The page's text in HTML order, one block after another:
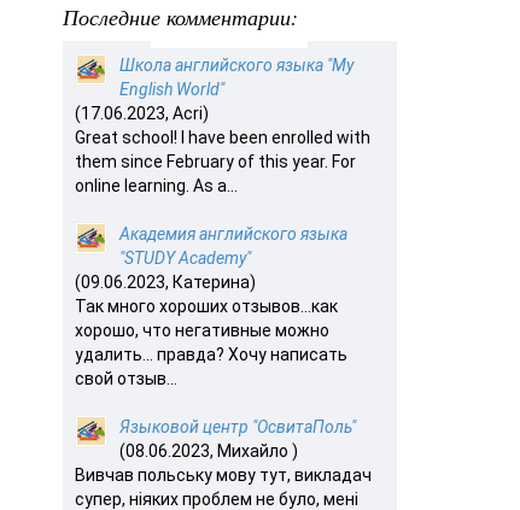
Последние комментарии:
Школа английского языка "My
English World"
(17.06.2023, Acri)
Great school! I have been enrolled with
them since February of this year. For
online learning. As a...
Академия английского языка
"STUDY Academy"
(09.06.2023, Катерина)
Так много хороших отзывов…как
хорошо, что негативные можно
удалить… правда? Хочу написать
свой отзыв...
Языковой центр "ОсвитаПоль"
(08.06.2023, Михайло )
Вивчав польську мову тут, викладач
супер, ніяких проблем не було, мені